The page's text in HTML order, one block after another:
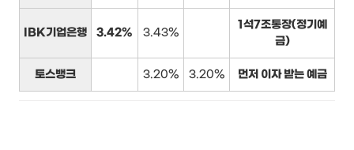
IBK기업은행 3.42% 3.43%
1석7조통장(정기예
금)
토스뱅크 3.20% 3.20% 먼저 이자 받는 예금